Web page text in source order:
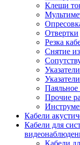
Клещи
Отвертки
Резка
Снятие
Паяльное
Прочие
Кабели
Кабели для
Кабели